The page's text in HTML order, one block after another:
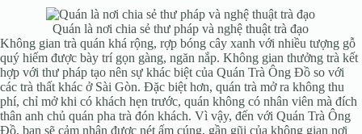
Quán là nơi chia sẻ thư pháp và nghệ thuật trà đạo
Không gian trà quán khá rộng, rợp bóng cây xanh với nhiều tượng gỗ
quý hiếm được bày trí gọn gàng, ngăn nắp. Không gian thưởng trà kết
hợp với thư pháp tạo nên sự khác biệt của Quán Trà Ông Đồ so với
các trà thất khác ở Sài Gòn. Đặc biệt hơn, quán trà mở ra không thu
phí, chỉ mở khi có khách hẹn trước, quán không có nhân viên mà đích
thân anh chủ quán pha trà đón khách. Vì vậy, đến với Quán Trà Ông
Đồ, bạn sẽ cảm nhận được nét ấm cúng, gần gũi của không gian nơi